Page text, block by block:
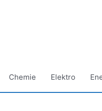
Chemie Elektro